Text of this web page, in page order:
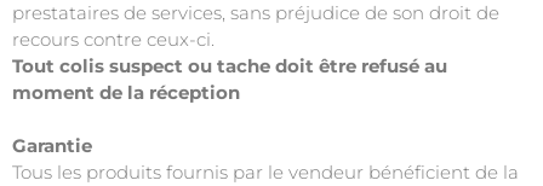
prestataires de services, sans préjudice de son droit de
recours contre ceux-ci.
Tout colis suspect ou tache doit être refusé au
moment de la réception
Garantie
Tous les produits fournis par le vendeur bénéficient de la